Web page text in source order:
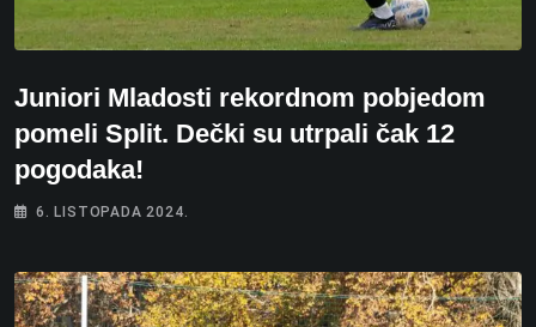
Juniori Mladosti rekordnom pobjedom
pomeli Split. Dečki su utrpali čak 12
pogodaka!
6. LISTOPADA 2024.